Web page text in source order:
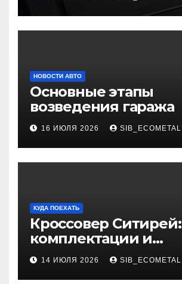
НОВОСТИ АВТО
Основные этапы
возведения гаража
16 ИЮЛЯ 2026 SIB_ECOMETAL
КУДА ПОЕХАТЬ
Кроссовер Ситирей:
комплектации и
характеристики
14 ИЮЛЯ 2026 SIB_ECOMETAL